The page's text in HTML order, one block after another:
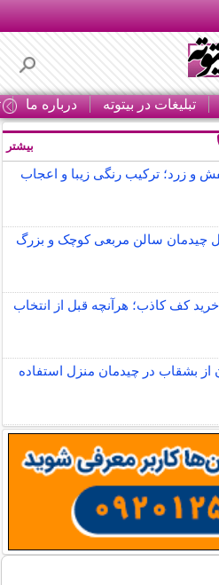
تبلیغات در بیتوته درباره ما
و زرد؛ ترکیب رنگی زیبا و اعجاب
چیدمان سالن مربعی کوچک و بزرگ
کف کاذب؛ هرآنچه قبل از انتخاب
از بشقاب در چیدمان منزل استفاده
بیشتر